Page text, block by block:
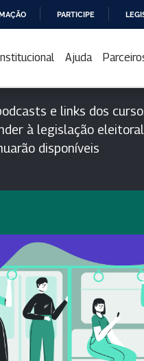
PARTICIPE
Ajuda
e links dos
à legislação
disponíveis